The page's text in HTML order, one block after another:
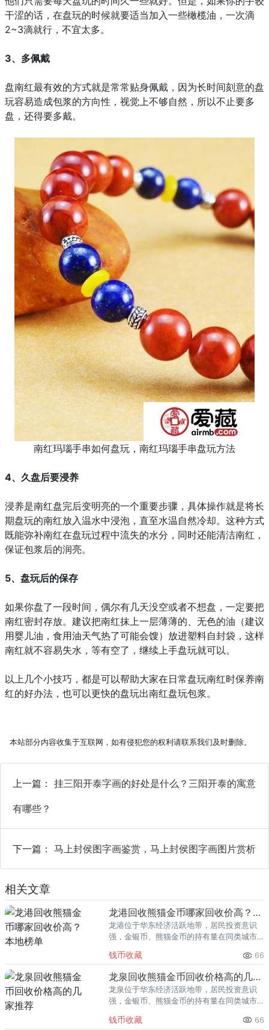
干涩的话，在盘玩的时候就要适当加入一些橄榄油，一次滴
2~3滴就行，不宜太多。
3、多佩戴
盘南红最有效的方式就是常常贴身佩戴，因为长时间刻意的盘
玩容易造成包浆的方向性，视觉上不够自然，所以不止要多
盘，还得要多戴。
南红玛瑙手串如何盘玩，南红玛瑙手串盘玩方法
4、久盘后要浸养
浸养是南红盘完后变明亮的一个重要步骤，具体操作就是将长
期盘玩的南红放入温水中浸泡，直至水温自然冷却。这种方式
既能弥补南红在盘玩过程中流失的水分，同时还能清洁南红，
保证包浆后的润亮。
5、盘玩后的保存
如果你盘了一段时间，偶尔有几天没空或者不想盘，一定要把
南红密封存放。建议把南红抹上一层薄薄的、无色的油（建议
用婴儿油，食用油天气热了可能会馊）放进塑料自封袋，这样
南红就不容易失水，等有空了，继续上手盘玩就可以。
以上几个小技巧，都是可以帮助大家在日常盘玩南红时保养南
红的好办法，也可以更快的盘玩出南红盘玩包浆。
本站部分内容收集于互联网，如有侵犯您的权利请联系我们及时删除。
上一篇： 挂三阳开泰字画的好处是什么？三阳开泰的寓意
有哪些？
下一篇： 马上封侯图字画鉴赏，马上封侯图字画图片赏析
相关文章
龙港回收熊猫金币哪家回收价高？本地榜单
龙港位于华东经济活跃地带，居民投资意识
强，金银币、熊猫金币的持有量在同类城市
熊猫金币的需求就明显升温，但鱼龙混杂的
回收渠道里，能精准识别版别溢
钱币收藏 66
龙泉回收熊猫金币回收价格高的几家推荐
龙泉位于华东经济活跃地带，居民投资意识
强，金银币、熊猫金币的持有量在同类城市
熊猫金币的需求就明显升温，但鱼龙混杂的
钱币收藏 66